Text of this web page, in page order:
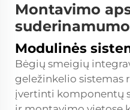
Montavimo
Modulinės
Bėgių smeigių
geležinkelio sistemas
įvertinti komponentų